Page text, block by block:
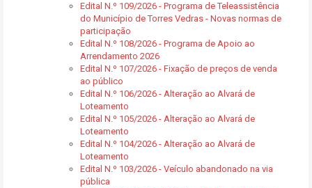
Edital N.º 109/2026 - Programa de Teleassistência
do Município de Torres Vedras - Novas normas de
participação
Edital N.º 108/2026 - Programa de Apoio ao
Arrendamento 2026
Edital N.º 107/2026 - Fixação de preços de venda
ao público
Edital N.º 106/2026 - Alteração ao Alvará de
Loteamento
Edital N.º 105/2026 - Alteração ao Alvará de
Loteamento
Edital N.º 104/2026 - Alteração ao Alvará de
Loteamento
Edital N.º 103/2026 - Veículo abandonado na via
pública